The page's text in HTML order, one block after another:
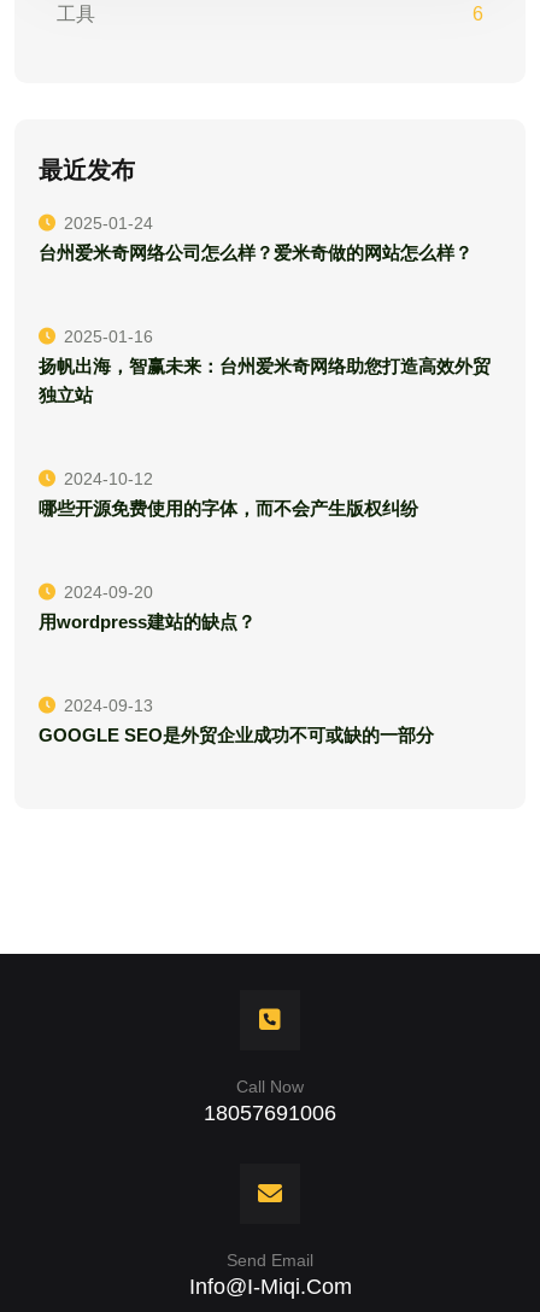
工具 6
最近发布
2025-01-24
台州爱米奇网络公司怎么样？爱米奇做的网站怎么样？
2025-01-16
扬帆出海，智赢未来：台州爱米奇网络助您打造高效外贸
独立站
2024-10-12
哪些开源免费使用的字体，而不会产生版权纠纷
2024-09-20
用wordpress建站的缺点？
2024-09-13
GOOGLE SEO是外贸企业成功不可或缺的一部分
Call Now
18057691006
Send Email
Info@i-Miqi.com